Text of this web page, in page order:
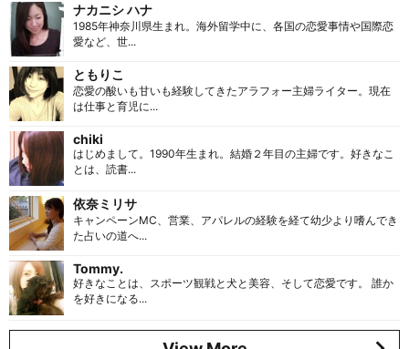
ナカニシ ハナ
1985年神奈川県生まれ。海外留学中に、各国の恋愛事情や国際恋
愛など、世...
ともりこ
恋愛の酸いも甘いも経験してきたアラフォー主婦ライター。現在
は仕事と育児に...
chiki
はじめまして。1990年生まれ。結婚２年目の主婦です。好きなこ
とは、読書...
依奈ミリサ
キャンペーンMC、営業、アパレルの経験を経て幼少より嗜んでき
た占いの道へ...
Tommy.
好きなことは、スポーツ観戦と犬と美容、そして恋愛です。 誰か
を好きになる...